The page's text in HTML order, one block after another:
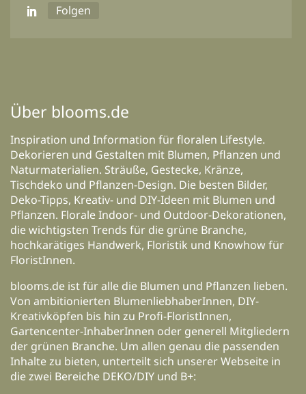
Folgen
Über blooms.de
Inspiration und Information für floralen Lifestyle.
Dekorieren und Gestalten mit Blumen, Pflanzen und
Naturmaterialien. Sträuße, Gestecke, Kränze,
Tischdeko und Pflanzen-Design. Die besten Bilder,
Deko-Tipps, Kreativ- und DIY-Ideen mit Blumen und
Pflanzen. Florale Indoor- und Outdoor-Dekorationen,
die wichtigsten Trends für die grüne Branche,
hochkarätiges Handwerk, Floristik und Knowhow für
FloristInnen.
blooms.de ist für alle die Blumen und Pflanzen lieben.
Von ambitionierten BlumenliebhaberInnen, DIY-
Kreativköpfen bis hin zu Profi-FloristInnen,
Gartencenter-InhaberInnen oder generell Mitgliedern
der grünen Branche. Um allen genau die passenden
Inhalte zu bieten, unterteilt sich unserer Webseite in
die zwei Bereiche DEKO/DIY und B+: